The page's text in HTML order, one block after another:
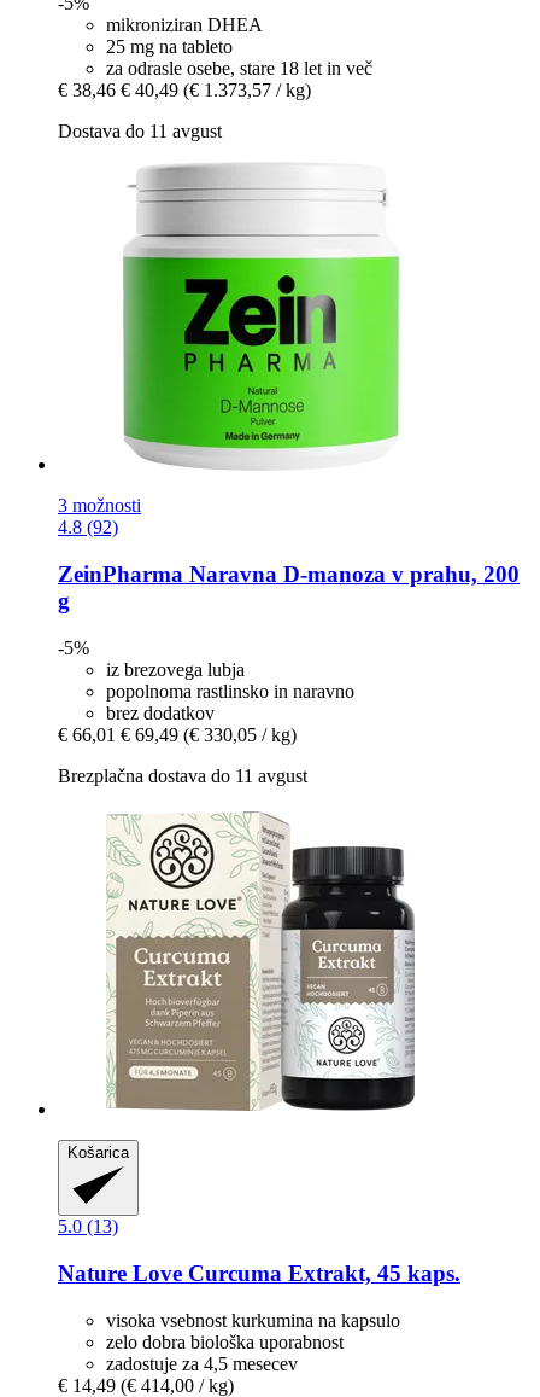
mikroniziran DHEA
25 mg na tableto
za odrasle osebe, stare 18 let in več
€ 38,46 € 40,49 (€ 1.373,57 / kg)
Dostava do 11 avgust
3 možnosti
4.8 (92)
ZeinPharma Naravna D-​manoza v prahu, 200
g
-5%
iz brezovega lubja
popolnoma rastlinsko in naravno
brez dodatkov
€ 66,01 € 69,49 (€ 330,05 / kg)
Brezplačna dostava do 11 avgust
Košarica
5.0 (13)
Nature Love Curcuma Extrakt, 45 kaps.
visoka vsebnost kurkumina na kapsulo
zelo dobra biološka uporabnost
zadostuje za 4,5 mesecev
€ 14,49 (€ 414,00 / kg)